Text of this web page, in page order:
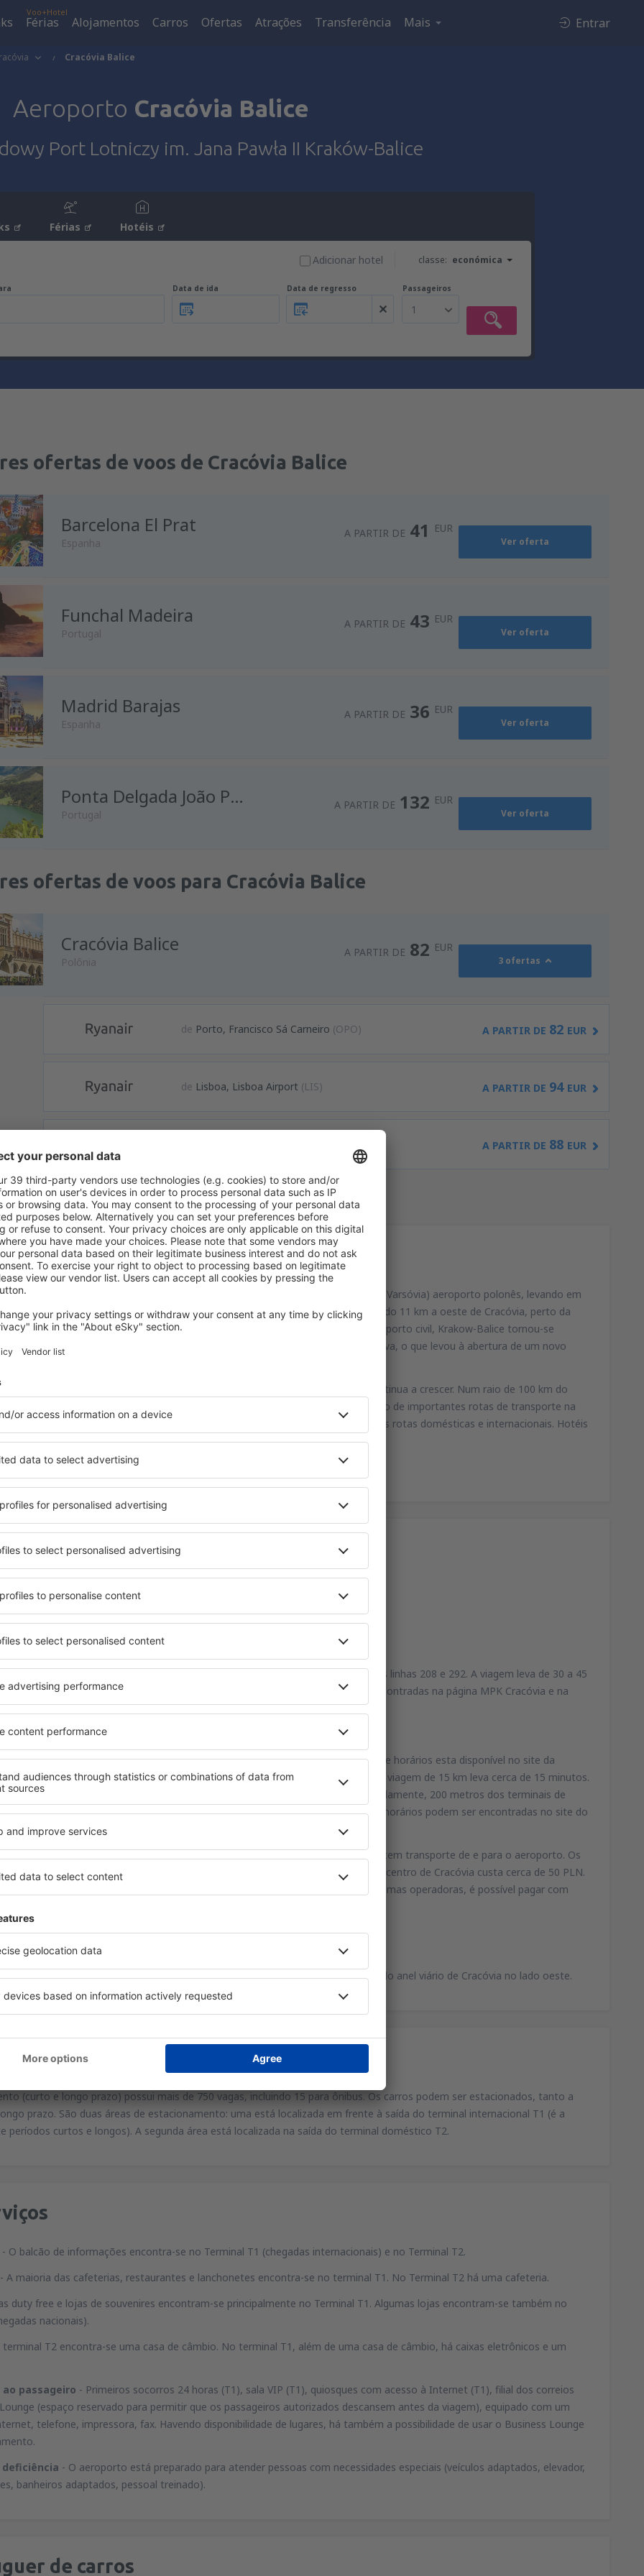
Voo+Hotel
Férias Alojamentos Carros Ofertas Atrações Transferência Mais Entrar
Cracóvia Balice
Aeroporto Cracóvia Balice
Port Lotniczy im. Jana Pawła II Kraków-Balice
Férias Hotéis
classe: económica
Adicionar hotel
Data de ida Data de regresso Passageiros
1
ofertas de voos de Cracóvia Balice
Barcelona El Prat
Espanha
A PARTIR DE 41 EUR
Ver oferta
Funchal Madeira
Portugal
A PARTIR DE 43 EUR
Ver oferta
Madrid Barajas
Espanha
A PARTIR DE 36 EUR
Ver oferta
Ponta Delgada João Paulo II
Portugal
A PARTIR DE 132 EUR
Ver oferta
ofertas de voos para Cracóvia Balice
Cracóvia Balice
Polônia
A PARTIR DE 82 EUR
3 ofertas
de Porto, Francisco Sá Carneiro (OPO) A PARTIR DE 82 EUR
de Lisboa, Lisboa Airport (LIS) A PARTIR DE 94 EUR
A PARTIR DE 88 EUR
João Paulo II Krakow - Balice é o segundo (logo depois do Okecie em Varsóvia) aeroporto polonês, levando em
de tráfego de passageiros e a quantidade de operações aéreas. Ele está localizado 11 km a oeste de Cracóvia, perto da
em Balice. Nas imediações do aeroporto, passa a autoestrada A4. Como aeroporto civil, Krakow-Balice tornou-se
1964. Na década de 90, o aeroporto começou a se desenvolver de forma intensiva, o que levou à abertura de um novo
dele pouco mais de 3 milhões de pessoas a cada ano, e este número continua a crescer. Num raio de 100 km do
cerca de 8 milhões de pessoas. Além disso, o aeroporto está localizado perto de importantes rotas de transporte na
O aeroporto opera com voos regulares, de baixo custo e companhias charter nas rotas domésticas e internacionais. Hotéis
uma distância de 5 km do aeroporto.
32-083 Balice
o aeroporto e a cidade de Cracóvia são feitas por ônibus públicos. Estas são as linhas 208 e 292. A viagem leva de 30 a 45
do trânsito. Informações detalhadas sobre rotas e horários podem ser encontradas na página MPK Cracóvia e na
de Cracóvia.
para o ônibus é trem rápido ligando o aeroporto ao centro da cidade. A tabela de horários esta disponível no site da
Regionalne”. O trem passa a cada meia hora entre 04:00 e meia-noite. A viagem de 15 km leva cerca de 15 minutos.
ser comprada no trem. A Estação Cracóvia-Balice está localizada a, aproximadamente, 200 metros dos terminais de
se ir a pé ou usar os ônibus gratuitos. Informações detalhadas sobre rotas e horários podem ser encontradas no site do
empresas de táxi situadas nas cidades próximas ao aeroporto de Balice oferecem transporte de e para o aeroporto. Os
localizados ao lado das saídas dos terminais T1 e T2. Do aeroporto para o centro de Cracóvia custa cerca de 50 PLN.
preço pode variar dependendo da tarifa e da empresa que opera o táxi. Em algumas operadoras, é possível pagar com
o sistema de navegação GPS:
Balice situa-se ao longo da autoestrada A4 e, mais especificamente, no trecho do anel viário de Cracóvia no lado oeste.
(curto e longo prazo) possui mais de 750 vagas, incluindo 15 para ônibus. Os carros podem ser estacionados, tanto a
prazo. São duas áreas de estacionamento: uma está localizada em frente à saída do terminal internacional T1 (é a
períodos curtos e longos). A segunda área está localizada na saída do terminal doméstico T2.
- O balcão de informações encontra-se no Terminal T1 (chegadas internacionais) e no Terminal T2.
A maioria das cafeterias, restaurantes e lanchonetes encontra-se no terminal T1. No Terminal T2 há uma cafeteria.
duty free e lojas de souvenires encontram-se principalmente no Terminal T1. Algumas lojas encontram-se também no
nacionais).
T2 encontra-se uma casa de câmbio. No terminal T1, além de uma casa de câmbio, há caixas eletrônicos e um
passageiro - Primeiros socorros 24 horas (T1), sala VIP (T1), quiosques com acesso à Internet (T1), filial dos correios
(espaço reservado para permitir que os passageiros autorizados descansem antes da viagem), equipado com um
telefone, impressora, fax. Havendo disponibilidade de lugares, há também a possibilidade de usar o Business Lounge
deficiência - O aeroporto está preparado para atender pessoas com necessidades especiais (veículos adaptados, elevador,
banheiros adaptados, pessoal treinado).
de carros